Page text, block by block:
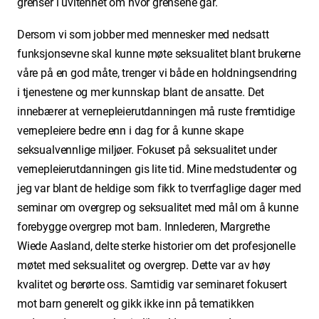
Dersom vi som jobber med mennesker med nedsatt
funksjonsevne skal kunne møte seksualitet blant brukerne
våre på en god måte, trenger vi både en holdningsendring
i tjenestene og mer kunnskap blant de ansatte. Det
innebærer at vernepleierutdanningen må ruste fremtidige
vernepleiere bedre enn i dag for å kunne skape
seksualvennlige miljøer. Fokuset på seksualitet under
vernepleierutdanningen gis lite tid. Mine medstudenter og
jeg var blant de heldige som fikk to tverrfaglige dager med
seminar om overgrep og seksualitet med mål om å kunne
forebygge overgrep mot barn. Innlederen, Margrethe
Wiede Aasland, delte sterke historier om det profesjonelle
møtet med seksualitet og overgrep. Dette var av høy
kvalitet og berørte oss. Samtidig var seminaret fokusert
mot barn generelt og gikk ikke inn på tematikken